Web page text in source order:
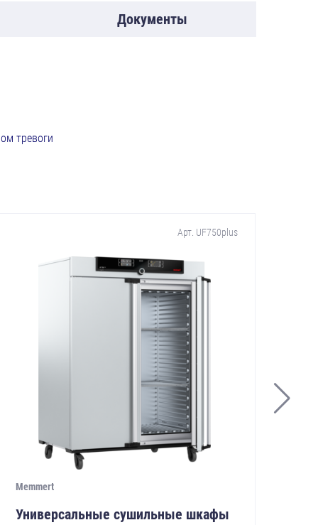
Документы
тревоги
Арт. UF750plus
Memmert
Универсальные сушильные шкафы